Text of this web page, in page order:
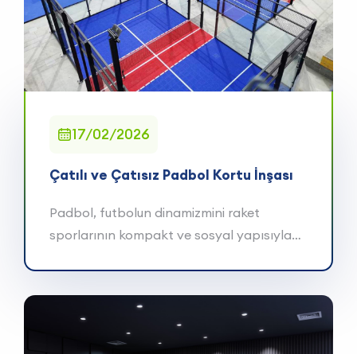
17/02/2026
Çatılı ve Çatısız Padbol Kortu İnşası
Padbol, futbolun dinamizmini raket
sporlarının kompakt ve sosyal yapısıyla